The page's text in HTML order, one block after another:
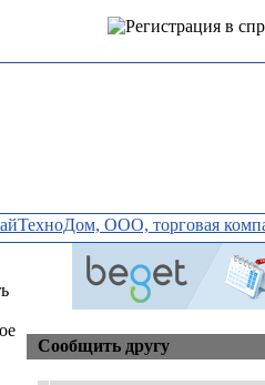
ООО, торговая
Сообщить другу